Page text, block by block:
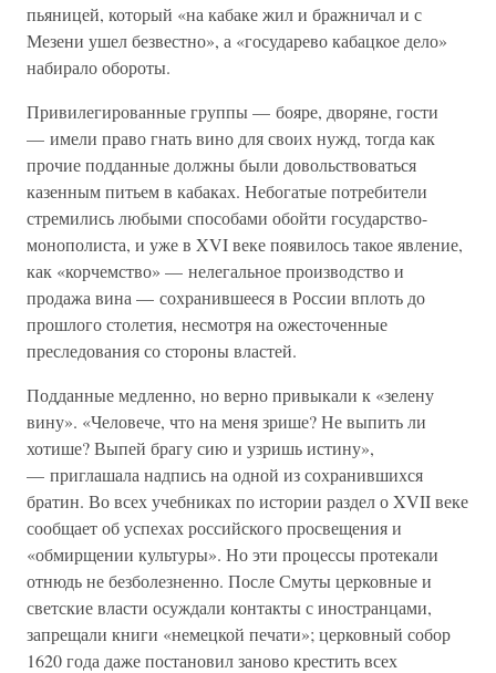
пьяницей, который «на кабаке жил и бражничал и с
Мезени ушел безвестно», а «государево кабацкое дело»
набирало обороты.
Привилегированные группы — бояре, дворяне, гости
— имели право гнать вино для своих нужд, тогда как
прочие подданные должны были довольствоваться
казенным питьем в кабаках. Небогатые потребители
стремились любыми способами обойти государство-
монополиста, и уже в XVI веке появилось такое явление,
как «корчемство» — нелегальное производство и
продажа вина — сохранившееся в России вплоть до
прошлого столетия, несмотря на ожесточенные
преследования со стороны властей.
Подданные медленно, но верно привыкали к «зелену
вину». «Человече, что на меня зрише? Не выпить ли
хотише? Выпей брагу сию и узришь истину»,
— приглашала надпись на одной из сохранившихся
братин. Во всех учебниках по истории раздел о XVII веке
сообщает об успехах российского просвещения и
«обмирщении культуры». Но эти процессы протекали
отнюдь не безболезненно. После Смуты церковные и
светские власти осуждали контакты с иностранцами,
запрещали книги «немецкой печати»; церковный собор
1620 года даже постановил заново крестить всех